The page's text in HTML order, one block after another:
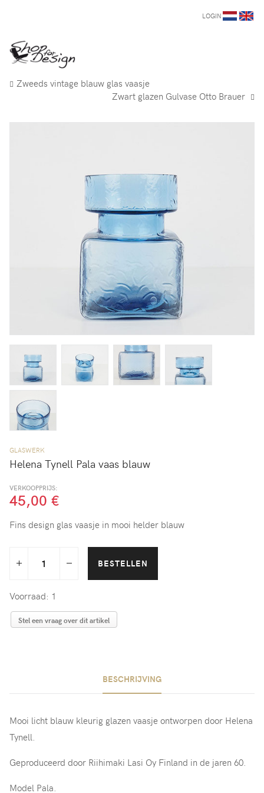
LOGIN
Zweeds vintage blauw glas vaasje
Zwart glazen Gulvase Otto Brauer
GLASWERK
Helena Tynell Pala vaas blauw
VERKOOPPRIJS:
45,00 €
Fins design glas vaasje in mooi helder blauw
Voorraad: 1
Stel een vraag over dit artikel
BESCHRIJVING
Mooi licht blauw kleurig glazen vaasje ontworpen door Helena
Tynell.
Geproduceerd door Riihimaki Lasi Oy Finland in de jaren 60.
Model Pala.